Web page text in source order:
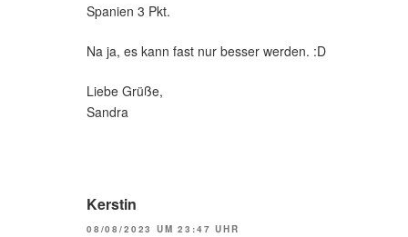
Spanien 3 Pkt.
Na ja, es kann fast nur besser werden. :D
Liebe Grüße,
Sandra
Kerstin
08/08/2023 UM 23:47 UHR